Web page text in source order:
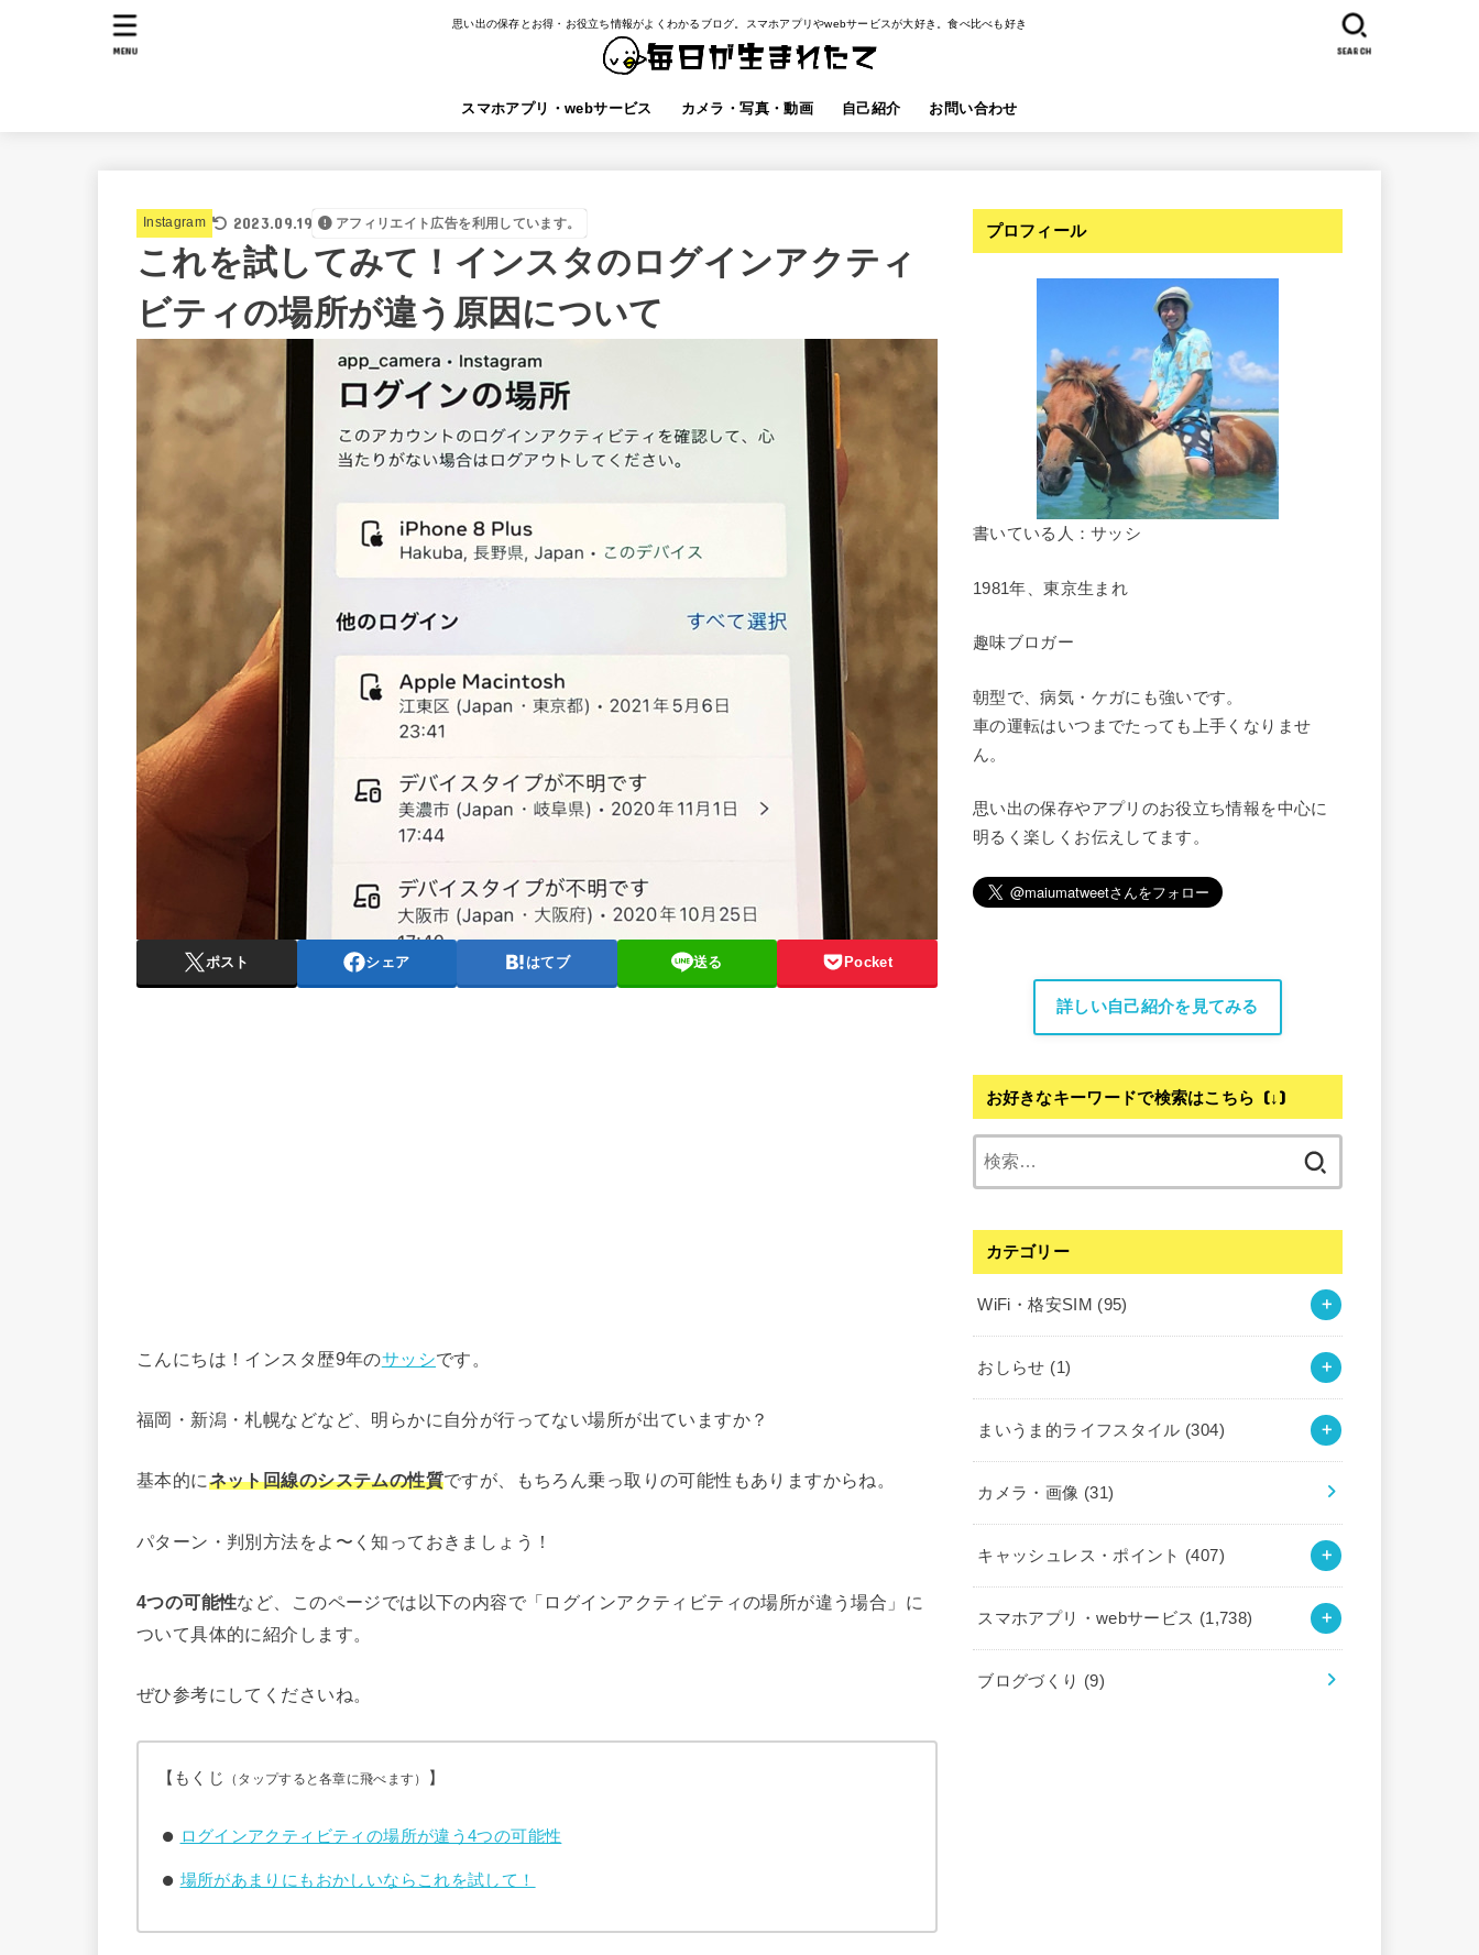
思い出の保存とお得・お役立ち情報がよくわかるブログ。スマホアプリやwebサービスが大好き。食べ比べも好き
スマホアプリ・webサービス カメラ・写真・動画 自己紹介 お問い合わせ
SEARCH
MENU
Instagram 2023.09.19 アフィリエイト広告を利用しています。
これを試してみて！インスタのログインアクティ
ビティの場所が違う原因について
ポスト シェア はてブ 送る Pocket
こんにちは！インスタ歴9年のサッシです。
福岡・新潟・札幌などなど、明らかに自分が行ってない場所が出ていますか？
基本的にネット回線のシステムの性質ですが、もちろん乗っ取りの可能性もありますからね。
パターン・判別方法をよ〜く知っておきましょう！
4つの可能性など、このページでは以下の内容で「ログインアクティビティの場所が違う場合」に
ついて具体的に紹介します。
ぜひ参考にしてくださいね。
【もくじ （タップすると各章に飛べます） 】
ログインアクティビティの場所が違う4つの可能性
場所があまりにもおかしいならこれを試して！
プロフィール
書いている人：サッシ
1981年、東京生まれ
趣味ブロガー
朝型で、病気・ケガにも強いです。
車の運転はいつまでたっても上手くなりませ
ん。
思い出の保存やアプリのお役立ち情報を中心に
明るく楽しくお伝えしてます。
詳しい自己紹介を見てみる
お好きなキーワードで検索はこちら (↓)
カテゴリー
WiFi・格安SIM (95)
おしらせ (1)
まいうま的ライフスタイル (304)
カメラ・画像 (31)
キャッシュレス・ポイント (407)
スマホアプリ・webサービス (1,738)
ブログづくり (9)